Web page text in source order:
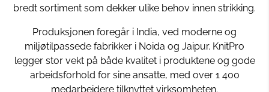
bredt sortiment som dekker ulike behov innen strikking.
Produksjonen foregår i India, ved moderne og
miljøtilpassede fabrikker i Noida og Jaipur. KnitPro
legger stor vekt på både kvalitet i produktene og gode
arbeidsforhold for sine ansatte, med over 1 400
medarbeidere tilknyttet virksomheten.